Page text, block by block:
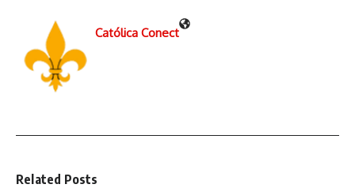
Católica Conect
Related Posts